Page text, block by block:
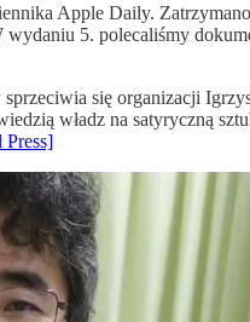
Apple Daily.
5. polecaliśmy
się organizacji
władz na satyryczną
Press]